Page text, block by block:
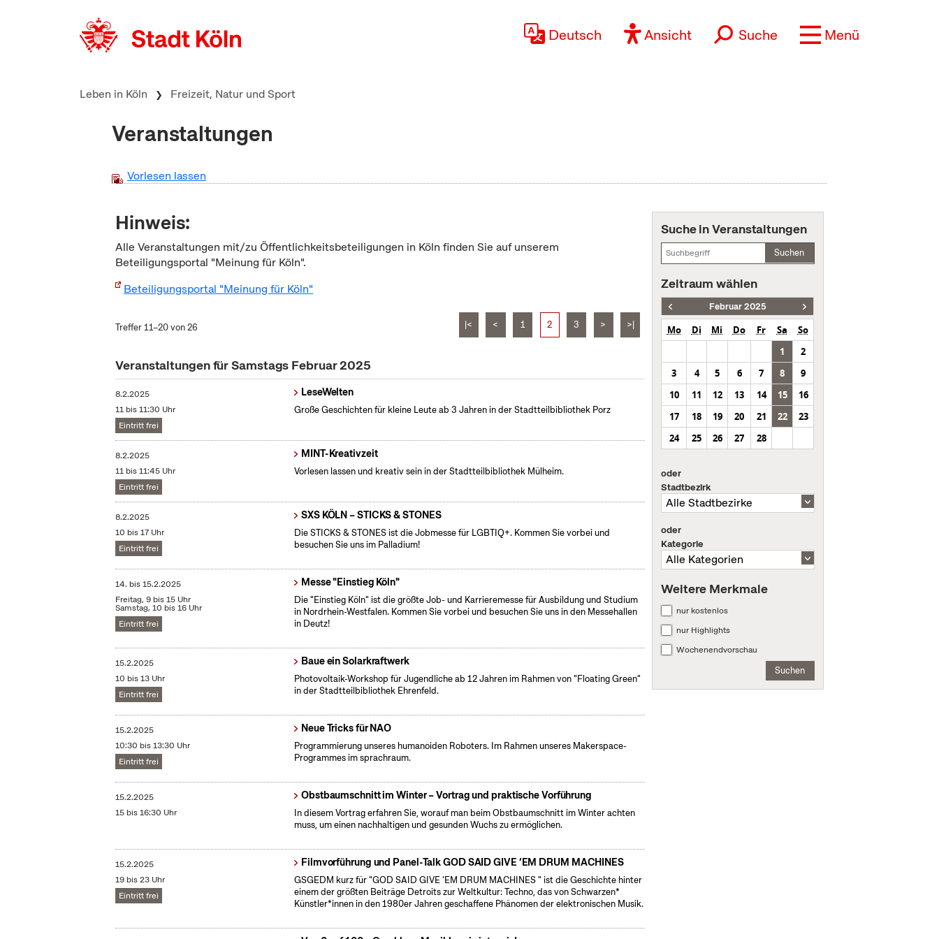
Deutsch Ansicht Suche Menü
Leben in Köln Freizeit, Natur und Sport
Veranstaltungen
Vorlesen lassen
Hinweis:
Alle Veranstaltungen mit/zu Öffentlichkeitsbeteiligungen in Köln finden Sie auf unserem
Beteiligungsportal "Meinung für Köln".
Beteiligungsportal "Meinung für Köln"
Treffer 11–20 von 26 |< < 1 2 3 > >|
Veranstaltungen für Samstags Februar 2025
8.2.2025
11 bis 11:30 Uhr
Eintritt frei
LeseWelten
Große Geschichten für kleine Leute ab 3 Jahren in der Stadtteilbibliothek Porz
8.2.2025
11 bis 11:45 Uhr
Eintritt frei
MINT-Kreativzeit
Vorlesen lassen und kreativ sein in der Stadtteilbibliothek Mülheim.
8.2.2025
10 bis 17 Uhr
Eintritt frei
SXS KÖLN – STICKS & STONES
Die STICKS & STONES ist die Jobmesse für LGBTIQ+. Kommen Sie vorbei und
besuchen Sie uns im Palladium!
14. bis15.2.2025
Freitag, 9 bis 15 Uhr
Samstag, 10 bis 16 Uhr
Eintritt frei
Messe "Einstieg Köln"
Die "Einstieg Köln" ist die größte Job- und Karrieremesse für Ausbildung und Studium
in Nordrhein-Westfalen. Kommen Sie vorbei und besuchen Sie uns in den Messehallen
in Deutz!
15.2.2025
10 bis 13 Uhr
Eintritt frei
Baue ein Solarkraftwerk
​Photovoltaik-Workshop für Jugendliche ab 12 Jahren im Rahmen von "Floating Green"
in der Stadtteilbibliothek Ehrenfeld.
15.2.2025
10:30 bis 13:30 Uhr
Eintritt frei
Neue Tricks für NAO
Programmierung unseres humanoiden Roboters. Im Rahmen unseres Makerspace-
Programmes im sprachraum.
15.2.2025
15 bis 16:30 Uhr
Obstbaumschnitt im Winter – Vortrag und praktische Vorführung
In diesem Vortrag erfahren Sie, worauf man beim Obstbaumschnitt im Winter achten
muss, um einen nachhaltigen und gesunden Wuchs zu ermöglichen.
15.2.2025
19 bis 23 Uhr
Eintritt frei
Filmvorführung und Panel-Talk GOD SAID GIVE ‘EM DRUM MACHINES
GSGEDM kurz für "GOD SAID GIVE ‘EM DRUM MACHINES " ist die Geschichte hinter
einem der größten Beiträge Detroits zur Weltkultur: Techno, das von Schwarzen*
Künstler*innen in den 1980er Jahren geschaffene Phänomen der elektronischen Musik.
Suche in Veranstaltungen
Suchen
Zeitraum wählen
Februar 2025
Mo Di Mi Do Fr Sa
So
1
2
3
4 5 6 7 8
9
10
11 12 13 14 15
16
17
18 19 20 21 22
23
24
25 26 27 28
oder
Stadtbezirk
oder
Kategorie
Weitere Merkmale
nur kostenlos
nur Highlights
Wochenendvorschau
Suchen